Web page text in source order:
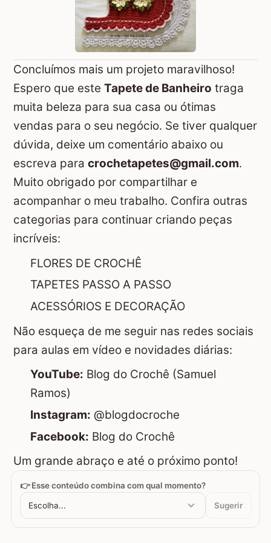
Concluímos mais um projeto maravilhoso!
Espero que este Tapete de Banheiro traga
muita beleza para sua casa ou ótimas
vendas para o seu negócio. Se tiver qualquer
dúvida, deixe um comentário abaixo ou
escreva para crochetapetes@gmail.com.
Muito obrigado por compartilhar e
acompanhar o meu trabalho. Confira outras
categorias para continuar criando peças
incríveis:
FLORES DE CROCHÊ
TAPETES PASSO A PASSO
ACESSÓRIOS E DECORAÇÃO
Não esqueça de me seguir nas redes sociais
para aulas em vídeo e novidades diárias:
YouTube: Blog do Crochê (Samuel
Ramos)
Instagram: @blogdocroche
Facebook: Blog do Crochê
Um grande abraço e até o próximo ponto!
👉 Esse conteúdo combina com qual momento?
Escolha... Sugerir